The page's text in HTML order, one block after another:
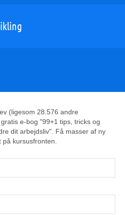
(ligesom 28.576 andre
e-bog "99+1 tips, tricks og
dit arbejdsliv". Få masser af ny
kursusfronten.